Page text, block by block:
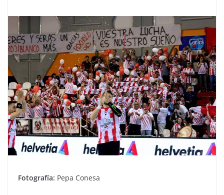
Fotografía: Pepa Conesa